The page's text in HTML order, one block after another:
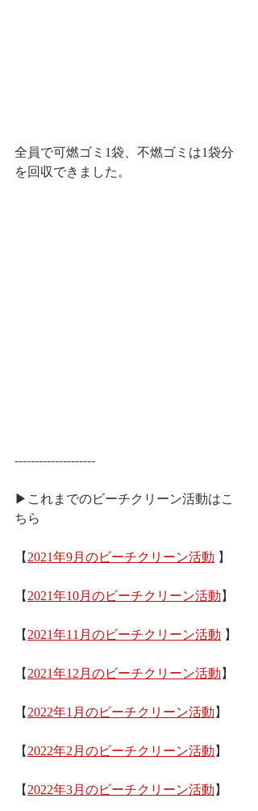
全員で可燃ゴミ1袋、不燃ゴミは1袋分
を回収できました。
--------------------
▶これまでのビーチクリーン活動はこ
ちら
【 2021年9月のビーチクリーン活動 】
【 2021年10月のビーチクリーン活動 】
【 2021年11月のビーチクリーン活動 】
【 2021年12月のビーチクリーン活動 】
【 2022年1月のビーチクリーン活動 】
【 2022年2月のビーチクリーン活動 】
【 2022年3月のビーチクリーン活動 】